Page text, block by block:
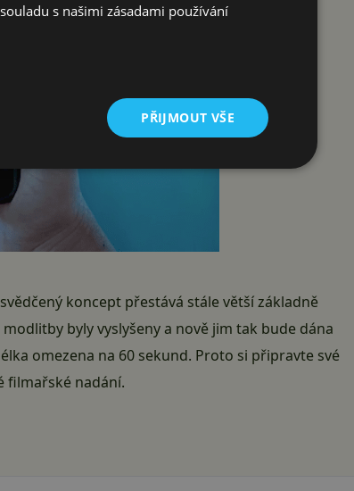
koncept přestává stále větší základně
byly vyslyšeny a nově jim tak bude dána
omezena na 60 sekund. Proto si připravte své
filmařské nadání.
s našimi zásadami používání
PŘIJMOUT VŠE